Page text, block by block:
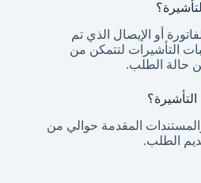
أو الإيصال الذي تم
التأشيرات لتتمكن من
حالة الطلب.
المقدمة حوالي من